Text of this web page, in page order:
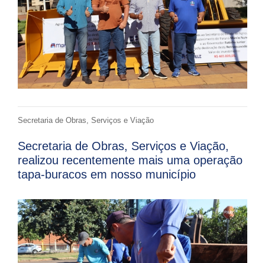
Secretaria de Obras, Serviços e Viação
Secretaria de Obras, Serviços e Viação,
realizou recentemente mais uma operação
tapa-buracos em nosso município